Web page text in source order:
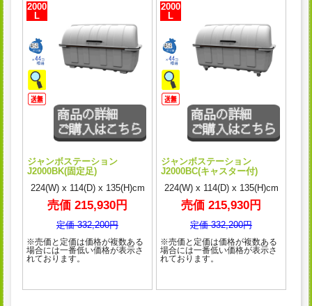
2000
L
ジャンボステーション
J2000BK(固定足)
224(W) x 114(D) x 135(H)cm
売価 215,930円
定価 332,200円
※売価と定価は価格が複数ある
場合には一番低い価格が表示さ
れております。
2000
L
ジャンボステーション
J2000BC(キャスター付)
224(W) x 114(D) x 135(H)cm
売価 215,930円
定価 332,200円
※売価と定価は価格が複数ある
場合には一番低い価格が表示さ
れております。